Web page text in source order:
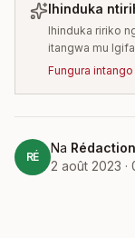
Ihinduka
Ihinduka ririko
itangwa mu
Fungura intango
RÉ
Na Rédaction
2 août 2023 ·